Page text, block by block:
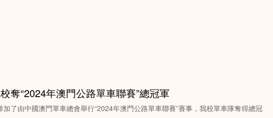
奪“2024年澳門公路單車聯賽”總冠軍
加了由中國澳門單車總會舉行“2024年澳門公路單車聯賽”賽事，我校單車隊奪得總冠